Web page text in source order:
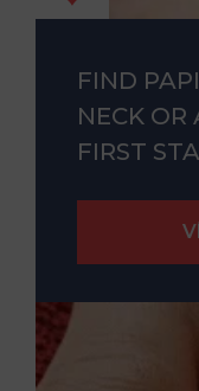
FIND
NECK OR
FIRST